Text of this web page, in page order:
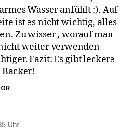
Wasser anfühlt :). Auf
ist es nicht wichtig, alles
Zu wissen, worauf man
weiter verwenden
Fazit: Es gibt leckere
Uhr